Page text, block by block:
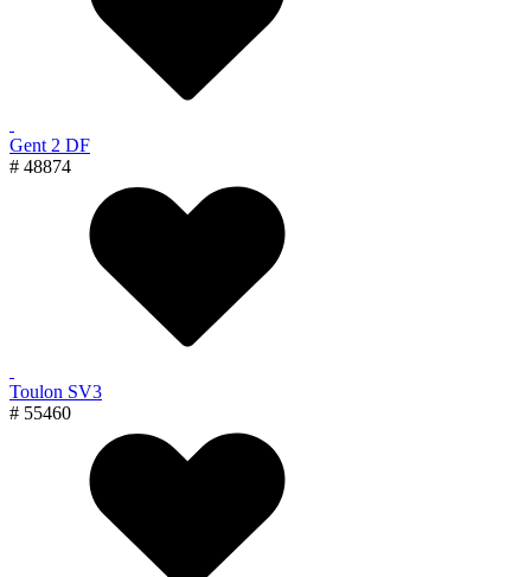
Gent 2 DF
# 48874
Toulon SV3
# 55460